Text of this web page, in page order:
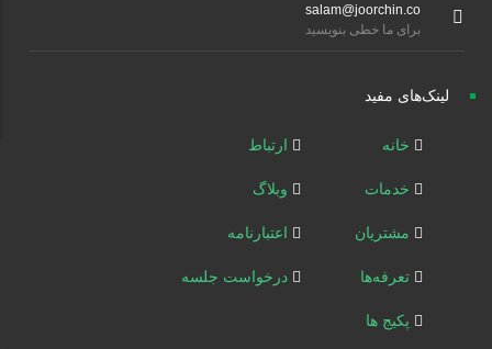
salam@joorchin.co
برای ما خطی بنویسید
لینک‌های مفید
خانه
خدمات
مشتریان
تعرفه‌ها
پکیج ها
ارتباط
وبلاگ
اعتبارنامه
درخواست جلسه